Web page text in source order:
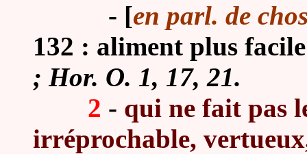
- [en parl. de
132 : aliment plus
; Hor. O. 1, 17, 21.
2 - qui ne fait pas
irréprochable,